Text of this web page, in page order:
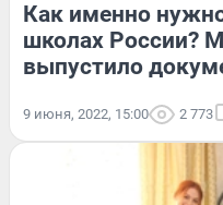
Как именно
школах России?
выпустило
9 июня, 2022, 15:00 2 773